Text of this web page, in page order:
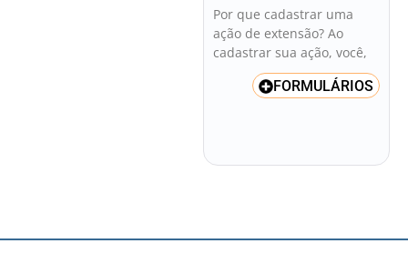
Por que cadastrar uma
ação de extensão? Ao
cadastrar sua ação, você,
FORMULÁRIOS